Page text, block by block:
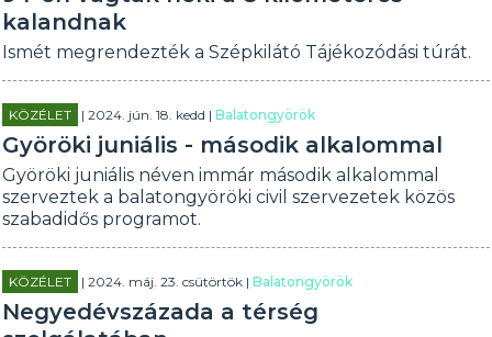
kalandnak
Ismét megrendezték a Szépkilátó Tájékozódási túrát.
KÖZÉLET | 2024. jún. 18. kedd |Balatongyörök
Györöki juniális - második alkalommal
Györöki juniális néven immár második alkalommal
szerveztek a balatongyöröki civil szervezetek közös
szabadidős programot.
KÖZÉLET | 2024. máj. 23. csütörtök |Balatongyörök
Negyedévszázada a térség